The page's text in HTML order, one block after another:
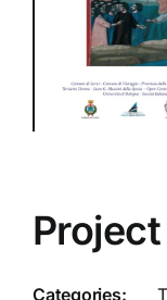
Categories: